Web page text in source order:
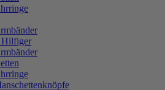
Hilfiger